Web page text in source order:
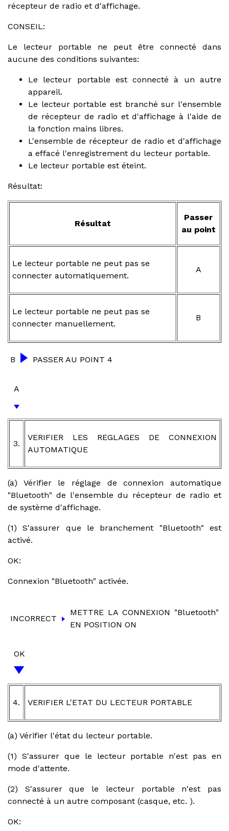
récepteur de radio et d'affichage.
CONSEIL:
Le lecteur portable ne peut être connecté dans
aucune des conditions suivantes:
Le lecteur portable est connecté à un autre
appareil.
Le lecteur portable est branché sur l'ensemble
de récepteur de radio et d'affichage à l'aide de
la fonction mains libres.
L'ensemble de récepteur de radio et d'affichage
a effacé l'enregistrement du lecteur portable.
Le lecteur portable est éteint.
Résultat:
Résultat
Passer
au point
Le lecteur portable ne peut pas se
connecter automatiquement.
A
Le lecteur portable ne peut pas se
connecter manuellement.
B
B PASSER AU POINT 4
A
3.
VERIFIER LES REGLAGES DE CONNEXION
AUTOMATIQUE
(a) Vérifier le réglage de connexion automatique
"Bluetooth" de l'ensemble du récepteur de radio et
de système d'affichage.
(1) S'assurer que le branchement "Bluetooth" est
activé.
OK:
Connexion "Bluetooth" activée.
INCORRECT
METTRE LA CONNEXION "Bluetooth"
EN POSITION ON
OK
4. VERIFIER L'ETAT DU LECTEUR PORTABLE
(a) Vérifier l'état du lecteur portable.
(1) S'assurer que le lecteur portable n'est pas en
mode d'attente.
(2) S'assurer que le lecteur portable n'est pas
connecté à un autre composant (casque, etc. ).
OK: